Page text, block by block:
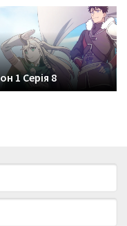
мовою, у
субтитрами!
1 Серія 8